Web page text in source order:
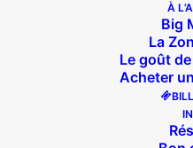
À
Big
La
Le goût
Acheter
MON PERE
Accueil
Mon
MON PERE